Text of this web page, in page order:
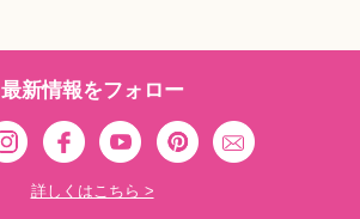
最新情報をフォロー
詳しくはこちら >